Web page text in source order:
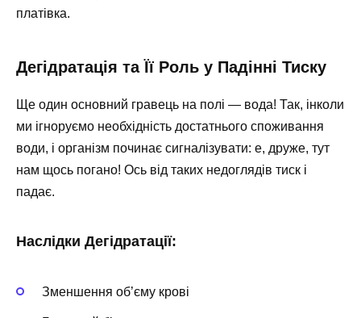
платівка.
Дегідратація та Її Роль у Падінні Тиску
Ще один основний гравець на полі — вода! Так, інколи
ми ігноруємо необхідність достатнього споживання
води, і організм починає сигналізувати: е, друже, тут
нам щось погано! Ось від таких недоглядів тиск і
падає.
Наслідки Дегідратації:
Зменшення об’єму крові